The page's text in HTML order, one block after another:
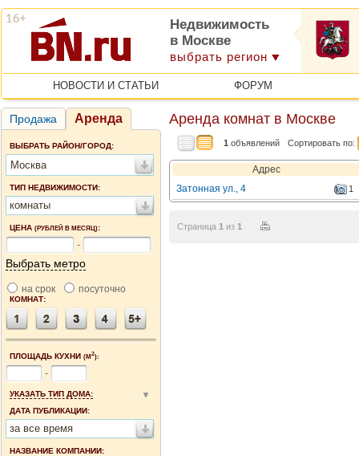
Недвижимость
в Москве
выбрать регион
НОВОСТИ И СТАТЬИ ФОРУМ
Продажа Аренда
ВЫБРАТЬ РАЙОН/ГОРОД:
Москва
ТИП НЕДВИЖИМОСТИ:
комнаты
ЦЕНА (РУБЛЕЙ В МЕСЯЦ):
-
Выбрать метро
на срок посуточно
КОМНАТ:
ПЛОЩАДЬ КУХНИ (М2):
-
УКАЗАТЬ ТИП ДОМА:
ДАТА ПУБЛИКАЦИИ:
за все время
НАЗВАНИЕ КОМПАНИИ:
Аренда комнат в Москве
1 объявлений Сортировать по:
Адрес
Затонная ул., 4
1
Страница 1 из 1